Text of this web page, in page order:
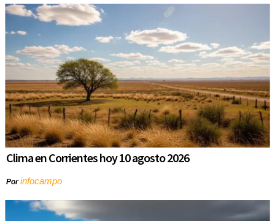
Clima en Corrientes hoy 10 agosto 2026
Porinfocampo